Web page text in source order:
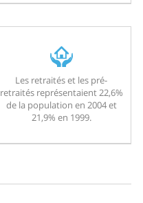
Les retraités et les pré-
retraités représentaient 22,6%
de la population en 2004 et
21,9% en 1999.